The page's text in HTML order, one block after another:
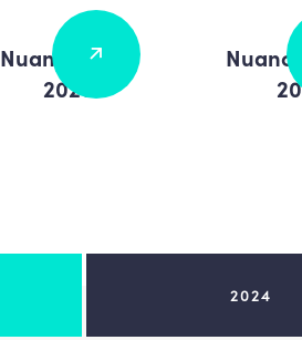
Nuances MAI
2026
2024